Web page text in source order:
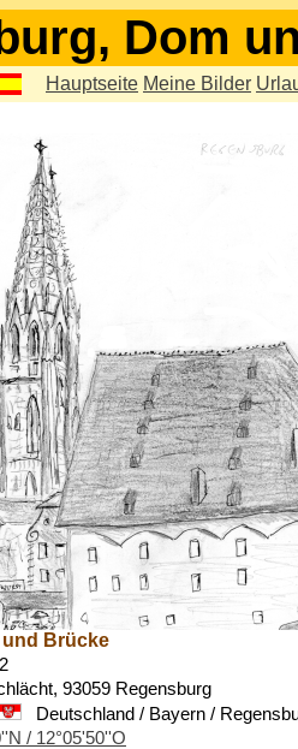
Dom
Hauptseite Meine Bilder
und Brücke
93059 Regensburg
Deutschland / Bayern /
/ 12°05'50''O